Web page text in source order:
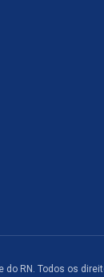
do RN. Todos os